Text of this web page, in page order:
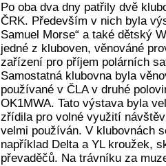
Po oba dva dny patřily dvě
ČRK. Především v nich byla
Samuel Morse“ a také dětský
jedné z kluboven, věnováné
zařízení pro příjem polárních
Samostatná klubovna byla
používané v ČLA v druhé
OK1MWA. Tato výstava byla
zřídila pro volné využití
velmi používán. V klubovnách
například Delta a YL kroužek,
převaděčů. Na trávníku za